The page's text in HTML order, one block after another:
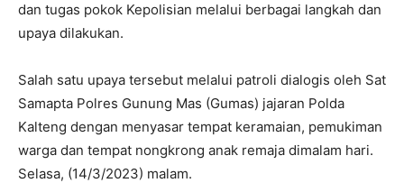
dan tugas pokok Kepolisian melalui berbagai langkah dan
upaya dilakukan.
Salah satu upaya tersebut melalui patroli dialogis oleh Sat
Samapta Polres Gunung Mas (Gumas) jajaran Polda
Kalteng dengan menyasar tempat keramaian, pemukiman
warga dan tempat nongkrong anak remaja dimalam hari.
Selasa, (14/3/2023) malam.